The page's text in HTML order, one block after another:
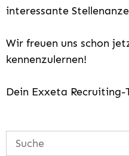
interessante
Wir freuen uns schon
kennenzulernen!
Dein Exxeta Recruiting-